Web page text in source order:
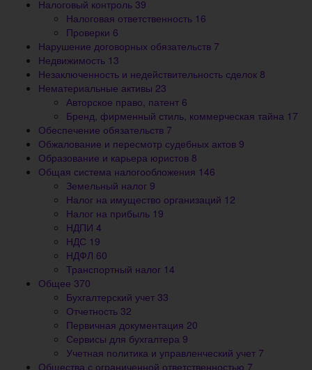
Налоговый контроль 39
Налоговая ответственность 16
Проверки 6
Нарушение договорных обязательств 7
Недвижимость 13
Незаключенность и недействительность сделок 8
Нематериальные активы 23
Авторское право, патент 6
Бренд, фирменный стиль, коммерческая тайна 17
Обеспечение обязательств 7
Обжалование и пересмотр судебных актов 9
Образование и карьера юристов 8
Общая система налогообложения 146
Земельный налог 9
Налог на имущество организаций 12
Налог на прибыль 19
НДПИ 4
НДС 19
НДФЛ 60
Транспортный налог 14
Общее 370
Бухгалтерский учет 33
Отчетность 32
Первичная документация 20
Сервисы для бухгалтера 9
Учетная политика и управленческий учет 7
Общества с ограниченной ответственностью 7